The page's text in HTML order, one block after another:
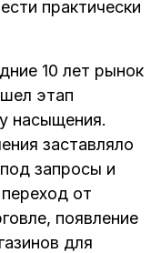
практически
10 лет рынок
этап
насыщения.
заставляло
запросы и
от
появление
для